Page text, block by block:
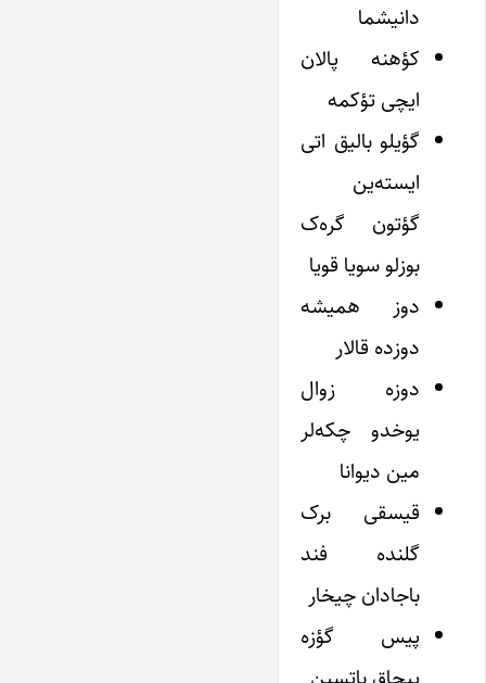
دانیشما
کؤهنه پالان
ایچی تؤکمه
گؤیلو بالیق اتی
ایسته‌ین
گؤتون گره‌ک
بوزلو سویا قویا
دوز همیشه
دوزده قالار
دوزه زوال
یوخدو چکه‌لر
مین دیوانا
قیسقی برک
گلنده فند
باجادان چیخار
پیس گؤزه